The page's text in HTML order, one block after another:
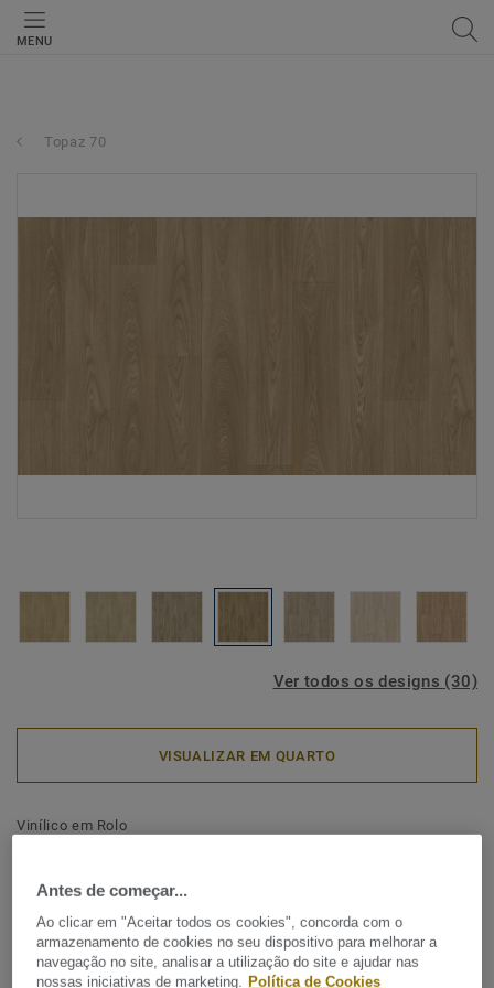
MENU
Topaz 70
Ver todos os designs (30)
VISUALIZAR EM QUARTO
Vinílico em Rolo
económico de qualidade premium. Apresenta uma coleção
coordenada de padrões de madeira e minerais acolhedores
e intemporais, concebida para ajudar a criar interiores
Antes de começar...
Ao clicar em "Aceitar todos os cookies", concorda com o
armazenamento de cookies no seu dispositivo para melhorar a
navegação no site, analisar a utilização do site e ajudar nas
nossas iniciativas de marketing.
Política de Cookies